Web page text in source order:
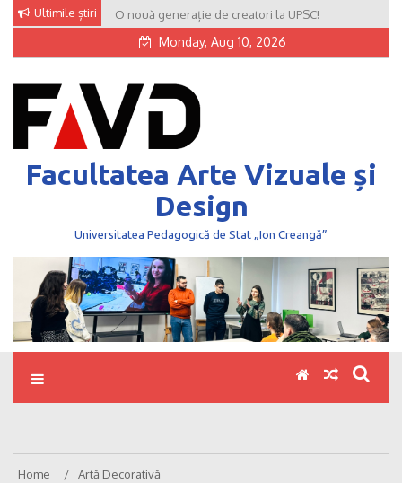
Skip
content
Ultimile știri O nouă generație de creatori la UPSC!
Monday, Aug 10, 2026
Facultatea Arte Vizuale și
Design
Universitatea Pedagogică de Stat „Ion Creangă”
Home
Artă Decorativă